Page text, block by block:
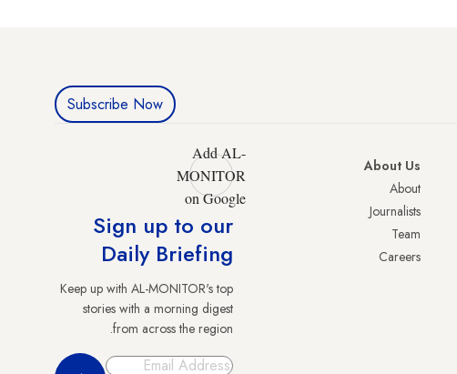
Subscribe Now
About Us
About
Journalists
Team
Careers
Add AL-
MONITOR
on Google
Sign up to our
Daily Briefing
Keep up with AL-MONITOR's top
stories with a morning digest
from across the region.
Sign Up